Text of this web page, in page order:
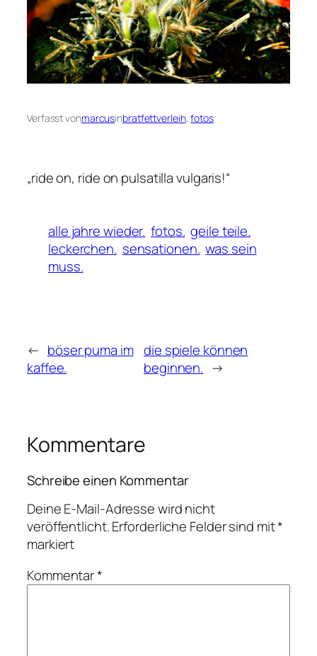
Verfasst vonmarcusinbratfettverleih, fotos
„ride on, ride on pulsatilla vulgaris!“
alle jahre wieder. fotos. geile teile.
leckerchen. sensationen. was sein
muss.
← böser puma im
kaffee.
die spiele können
beginnen. →
Kommentare
Schreibe einen Kommentar
Deine E-Mail-Adresse wird nicht
veröffentlicht.Erforderliche Felder sind mit*
markiert
Kommentar*